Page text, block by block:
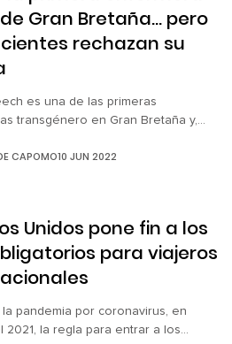
Gran Bretaña… pero
rechazan su
es una de las primeras
transgénero en Gran Bretaña y,
de sufrir maltrato por parte de
que van a […]
CAPOMO10 JUN 2022
Unidos pone fin a los
para viajeros
la pandemia por coronavirus, en
2021, la regla para entrar a los